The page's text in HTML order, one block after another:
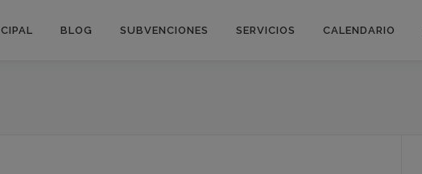
BLOG SUBVENCIONES SERVICIOS CALENDARIO